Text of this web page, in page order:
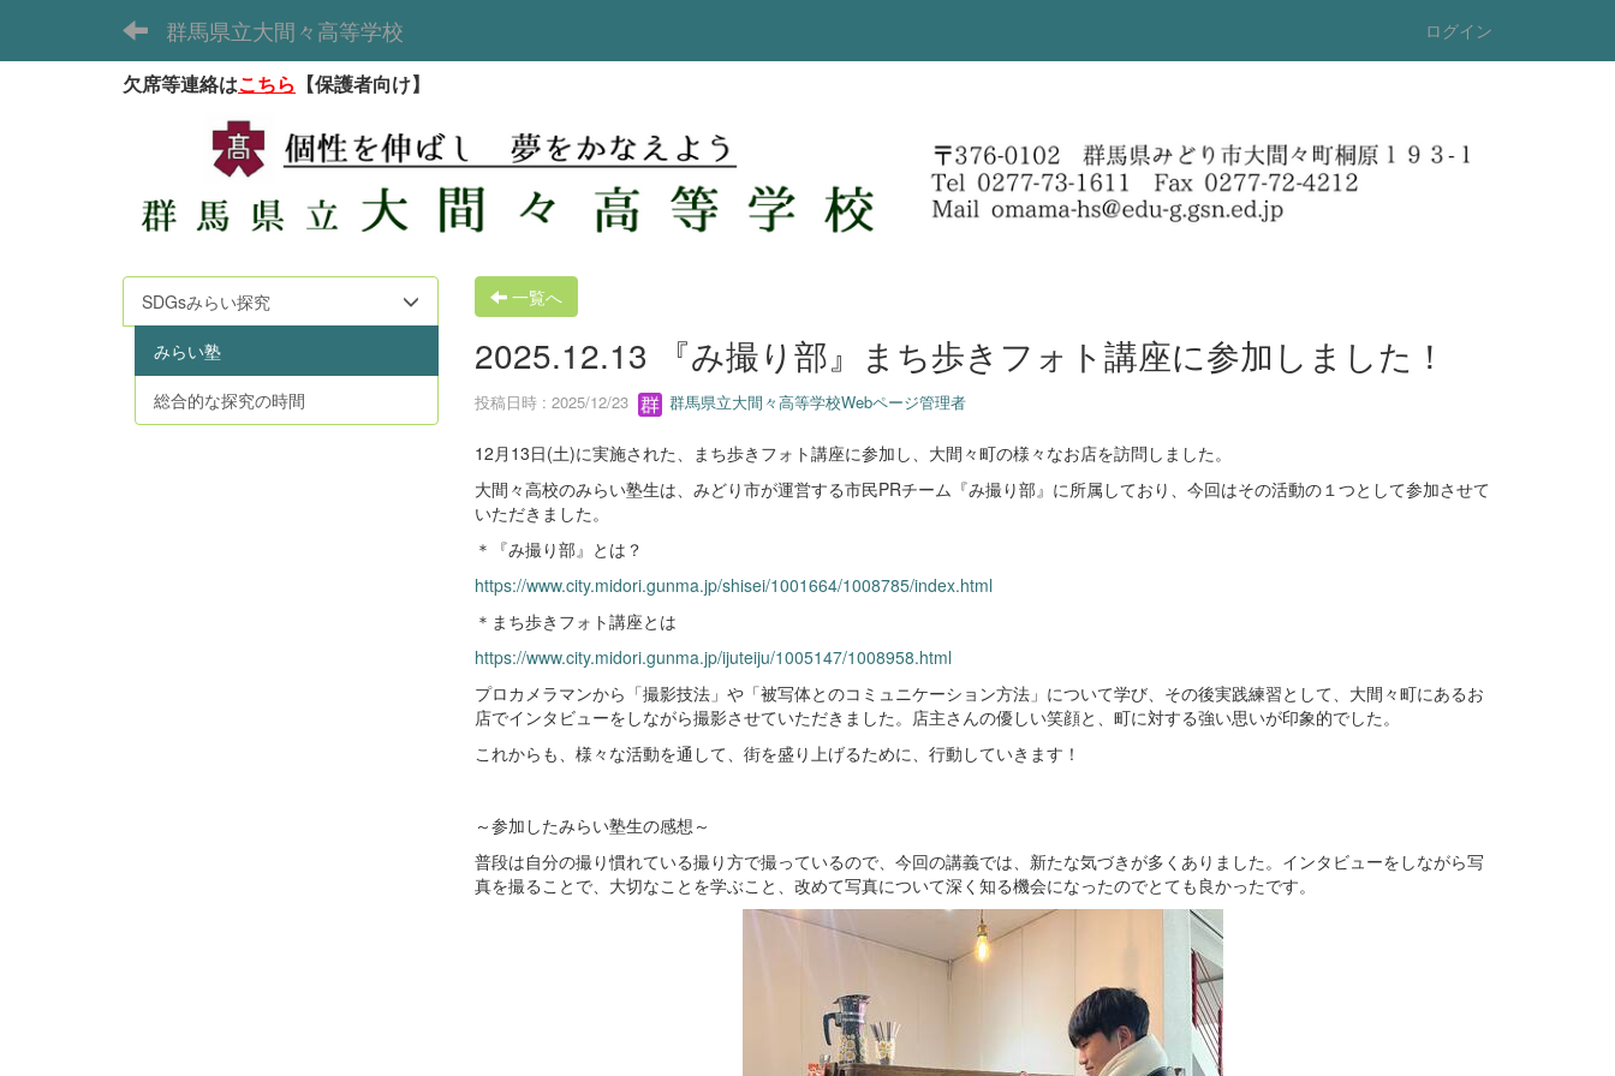
群馬県立大間々高等学校 ログイン
欠席等連絡はこちら 【保護者向け】
一覧へ
2025.12.13 『み撮り部』まち歩きフォト講座に参加しました！
投稿日時 : 2025/12/23 群馬県立大間々高等学校Webページ管理者
12月13日(土)に実施された、まち歩きフォト講座に参加し、大間々町の様々なお店を訪問しました。
大間々高校のみらい塾生は、みどり市が運営する市民PRチーム『み撮り部』に所属しており、今回はその活動の１つとして参加させて
いただきました。
＊『み撮り部』とは？
https://www.city.midori.gunma.jp/shisei/1001664/1008785/index.html
＊まち歩きフォト講座とは
https://www.city.midori.gunma.jp/ijuteiju/1005147/1008958.html
プロカメラマンから「撮影技法」や「被写体とのコミュニケーション方法」について学び、その後実践練習として、大間々町にあるお
店でインタビューをしながら撮影させていただきました。店主さんの優しい笑顔と、町に対する強い思いが印象的でした。
これからも、様々な活動を通して、街を盛り上げるために、行動していきます！
～参加したみらい塾生の感想～
普段は自分の撮り慣れている撮り方で撮っているので、今回の講義では、新たな気づきが多くありました。インタビューをしながら写
真を撮ることで、大切なことを学ぶこと、改めて写真について深く知る機会になったのでとても良かったです。
SDGsみらい探究
みらい塾
総合的な探究の時間